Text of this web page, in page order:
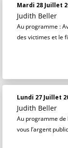
Mardi 28 Juillet
Judith Beller
Au programme :
des victimes et le
Lundi 27 Juillet
Judith Beller
Au programme de
vous l’argent